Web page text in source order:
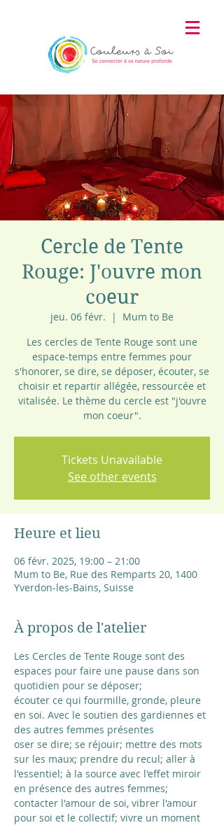
Cercle de Tente
Rouge: J'ouvre mon
coeur
jeu. 06 févr.
  |
Mum to Be
Les cercles de Tente Rouge sont une
espace-temps entre femmes pour
s'honorer, se dire, se déposer, écouter, se
choisir et repartir allégée, ressourcée et
vitalisée. Le thème du cercle est "j'ouvre
mon coeur".
Tickets Unavailable
See other events
Heure et lieu
06 févr. 2025, 19:00 – 21:00
Mum to Be, Rue des Remparts 20, 1400
Yverdon-les-Bains, Suisse
À propos de l'atelier
Les Cercles de Tente Rouge sont des
espaces pour faire une pause dans son
quotidien pour se déposer;
écouter ce qui fourmille, gronde, pleure
en soi. Avec le soutien des gardiennes et
des autres femmes présentes
oser se dire; se réjouir; mettre des mots
sur les maux; prendre du recul; aller à
l'essentiel; à la source avec l'effet miroir
en présence des autres femmes;
contacter l'amour de soi, vibrer l'amour
pour soi et le collectif; vivre un moment